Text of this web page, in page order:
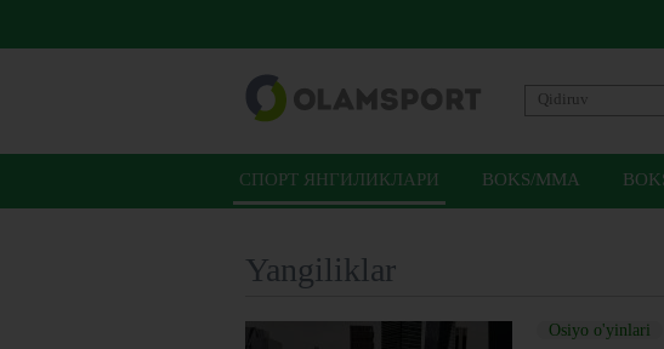
СПОРТ ЯНГИЛИКЛАРИ BOKS/MMA
Yangiliklar
Osiyo o'yinlari